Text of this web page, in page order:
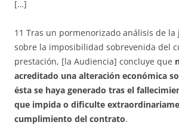
[…]
11 Tras un pormenorizado análisis de
sobre la imposibilidad sobrevenida del
prestación, [la Audiencia] concluye que
acreditado una alteración económica
ésta se haya generado tras el
que impida o dificulte
cumplimiento del contrato.